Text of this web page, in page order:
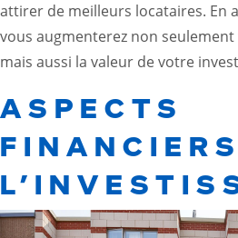
attirer de meilleurs locataires. En
vous augmenterez non
mais aussi la valeur de votre
ASPECTS